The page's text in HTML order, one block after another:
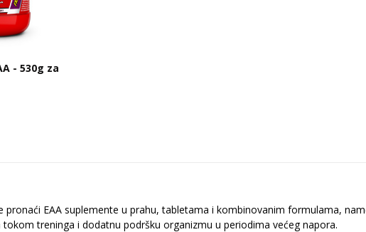
- 530g za
EAA suplemente u prahu, tabletama i kombinovanim formulama,
treninga i dodatnu podršku organizmu u periodima većeg napora.